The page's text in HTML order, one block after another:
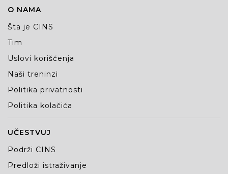
O NAMA
Šta je CINS
Tim
Uslovi korišćenja
Naši treninzi
Politika privatnosti
Politika kolačića
UČESTVUJ
Podrži CINS
Predloži istraživanje